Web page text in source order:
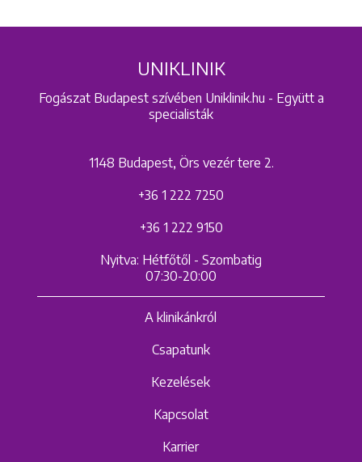
UNIKLINIK
Fogászat Budapest szívében Uniklinik.hu - Együtt a
specialisták
1148 Budapest, Örs vezér tere 2.
+36 1 222 7250
+36 1 222 9150
Nyitva: Hétfőtől - Szombatig
07:30-20:00
A klinikánkról
Csapatunk
Kezelések
Kapcsolat
Karrier